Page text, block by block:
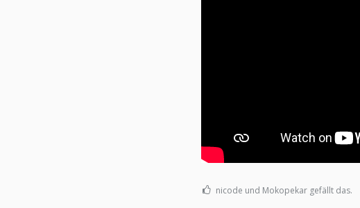
nicode und Mokopekar gefällt das.